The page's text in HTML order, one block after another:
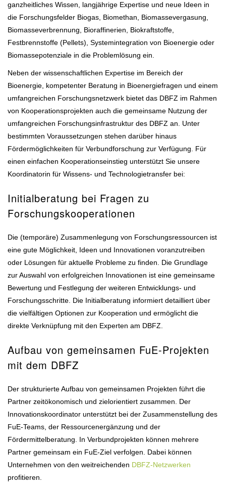
ganzheitliches Wissen, langjährige Expertise und neue Ideen in
die Forschungsfelder Biogas, Biomethan, Biomassevergasung,
Biomasseverbrennung, Bioraffinerien, Biokraftstoffe,
Festbrennstoffe (Pellets), Systemintegration von Bioenergie oder
Biomassepotenziale in die Problemlösung ein.
Neben der wissenschaftlichen Expertise im Bereich der
Bioenergie, kompetenter Beratung in Bioenergiefragen und einem
umfangreichen Forschungsnetzwerk bietet das DBFZ im Rahmen
von Kooperationsprojekten auch die gemeinsame Nutzung der
umfangreichen Forschungsinfrastruktur des DBFZ an. Unter
bestimmten Voraussetzungen stehen darüber hinaus
Fördermöglichkeiten für Verbundforschung zur Verfügung. Für
einen einfachen Kooperationseinstieg unterstützt Sie unsere
Koordinatorin für Wissens- und Technologietransfer bei:
Initialberatung bei Fragen zu
Forschungskooperationen
Die (temporäre) Zusammenlegung von Forschungsressourcen ist
eine gute Möglichkeit, Ideen und Innovationen voranzutreiben
oder Lösungen für aktuelle Probleme zu finden. Die Grundlage
zur Auswahl von erfolgreichen Innovationen ist eine gemeinsame
Bewertung und Festlegung der weiteren Entwicklungs- und
Forschungsschritte. Die Initialberatung informiert detailliert über
die vielfältigen Optionen zur Kooperation und ermöglicht die
direkte Verknüpfung mit den Experten am DBFZ.
Aufbau von gemeinsamen FuE-Projekten
mit dem DBFZ
Der strukturierte Aufbau von gemeinsamen Projekten führt die
Partner zeitökonomisch und zielorientiert zusammen. Der
Innovationskoordinator unterstützt bei der Zusammenstellung des
FuE-Teams, der Ressourcenergänzung und der
Fördermittelberatung. In Verbundprojekten können mehrere
Partner gemeinsam ein FuE-Ziel verfolgen. Dabei können
Unternehmen von den weitreichenden DBFZ-Netzwerken
profitieren.